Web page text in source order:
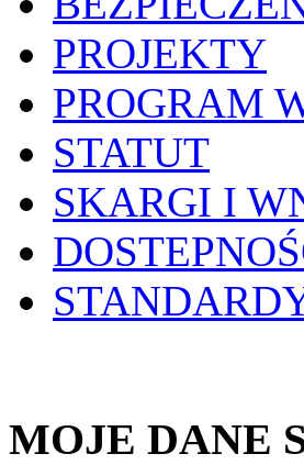
PROJEKTY
PROGRAM
STATUT
SKARGI I
MOJE DANE